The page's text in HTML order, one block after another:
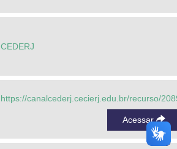
CEDERJ
https://canalcederj.cecierj.edu.br/recurso/
Acessar